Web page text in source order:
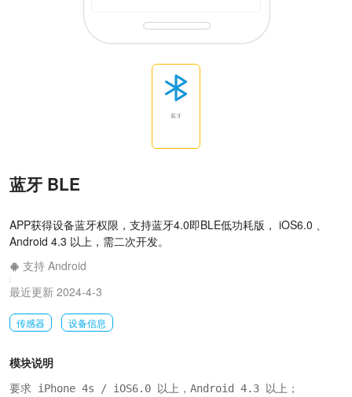
蓝牙 BLE
APP获得设备蓝牙权限，支持蓝牙4.0即BLE低功耗版， iOS6.0 、
Android 4.3 以上，需二次开发。
支持 Android
最近更新 2024-4-3
传感器 设备信息
模块说明
要求 iPhone 4s / iOS6.0 以上，Android 4.3 以上；